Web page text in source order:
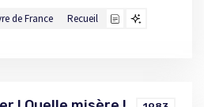
de France Recueil